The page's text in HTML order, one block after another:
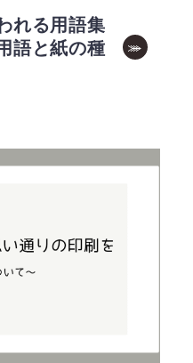
れる用語集
語と紙の種